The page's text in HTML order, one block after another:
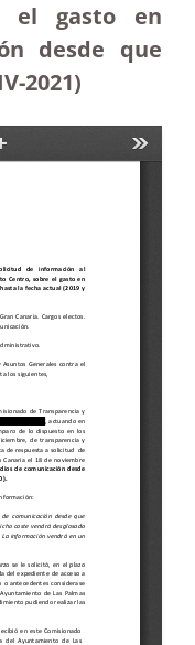
el gasto en
desde que
2021)